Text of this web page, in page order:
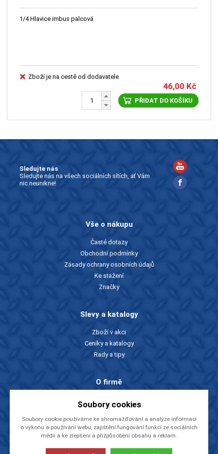
1/4 Hlavice imbus palcová
Zboží je na cestě od dodavatele
46,00 Kč
PŘIDAT DO KOŠÍKU
Sledujte nás
Sledujte nás na všech sociálních sítích, ať Vám
nic neunikne!
Vše o nákupu
Časté dotazy
Obchodní podmínky
Zásady ochrany osobních údajů
Ke stažení
Značky
Slevy a katalogy
Zboží v akci
Ceníky a katalogy
Rady a tipy
O firmě
Kontakty
Videa
EU dotace
NÁSTROJE CZ, s.r.o.
Soubory cookies
Soubory cookie používáme ke shromažďování a analýze informací
o výkonu a používání webu, zajištění fungování funkcí ze sociálních
médií a ke zlepšení a přizpůsobení obsahu a reklam.